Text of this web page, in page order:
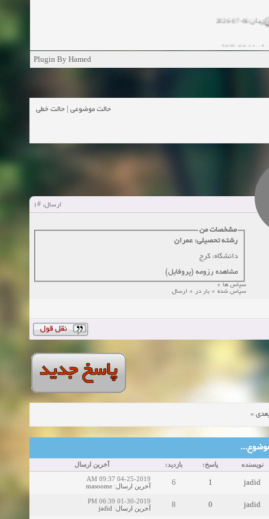
زمان:10-13-2024
زمان:10-11-2024
Plugin By Hamed
حالت موضوعی حالت خطی
ارسال: #1
مشخصات من
رشته تحصیلی: عمران
دانشگاه: کرج
مشاهده رزومه (پروفایل)
سپاس ها 0
سپاس شده 0 بار در 0 ارسال
»
نویسنده پاسخ: بازدید: آخرین ارسال
jadid
1
6
04-25-2019 09:37 AM
آخرین ارسال:
masoome
jadid
0
8
01-30-2019 06:39 PM
آخرین ارسال:
jadid